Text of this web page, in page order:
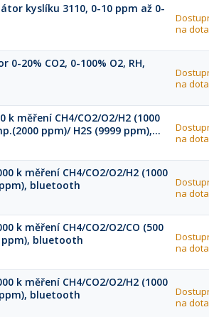
kyslíku 3110, 0-10 ppm až 0-
na
0-20% CO2, 0-100% O2, RH,
na
k měření CH4/CO2/O2/H2 (1000
ppm)/ H2S (9999 ppm),
na
k měření CH4/CO2/O2/H2 (1000
bluetooth
na
k měření CH4/CO2/O2/CO (500
ppm), bluetooth
na
k měření CH4/CO2/O2/H2 (1000
bluetooth
na